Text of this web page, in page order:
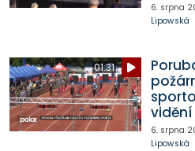
6. srpna
Lipowská
01:31
6. srpna
Lipowská